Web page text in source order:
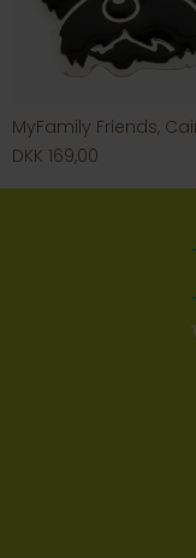
DKK 169,00